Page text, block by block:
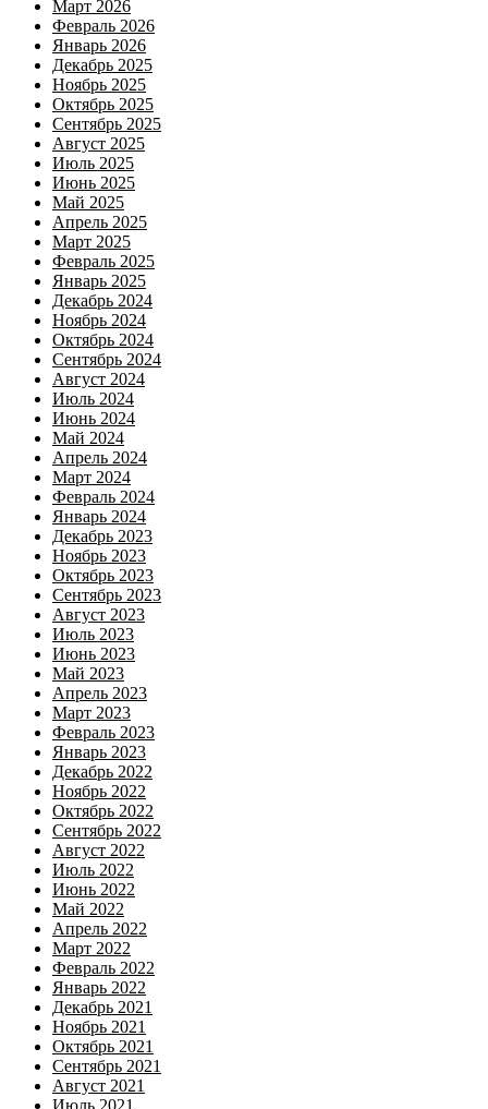
Март 2026
Февраль 2026
Январь 2026
Декабрь 2025
Ноябрь 2025
Октябрь 2025
Сентябрь 2025
Август 2025
Июль 2025
Июнь 2025
Май 2025
Апрель 2025
Март 2025
Февраль 2025
Январь 2025
Декабрь 2024
Ноябрь 2024
Октябрь 2024
Сентябрь 2024
Август 2024
Июль 2024
Июнь 2024
Май 2024
Апрель 2024
Март 2024
Февраль 2024
Январь 2024
Декабрь 2023
Ноябрь 2023
Октябрь 2023
Сентябрь 2023
Август 2023
Июль 2023
Июнь 2023
Май 2023
Апрель 2023
Март 2023
Февраль 2023
Январь 2023
Декабрь 2022
Ноябрь 2022
Октябрь 2022
Сентябрь 2022
Август 2022
Июль 2022
Июнь 2022
Май 2022
Апрель 2022
Март 2022
Февраль 2022
Январь 2022
Декабрь 2021
Ноябрь 2021
Октябрь 2021
Сентябрь 2021
Август 2021
Июль 2021